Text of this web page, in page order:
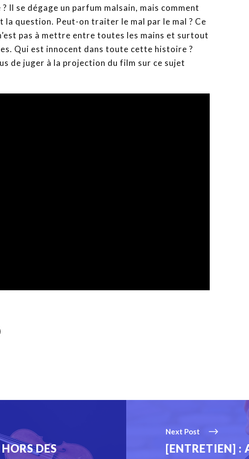
Il se dégage un parfum malsain, mais comment
la question. Peut-on traiter le mal par le mal ? Ce
pas à mettre entre toutes les mains et surtout
Qui est innocent dans toute cette histoire ?
de juger à la projection du film sur ce sujet
DES
Next Post
[ENTRETIEN] :